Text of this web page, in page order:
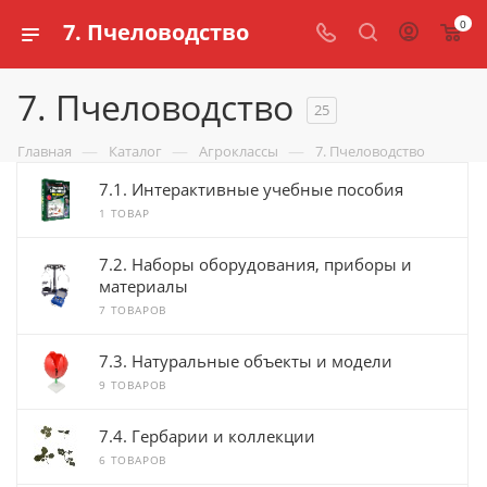
7. Пчеловодство 0
7. Пчеловодство 25
Главная — Каталог — Агроклассы — 7. Пчеловодство
7.1. Интерактивные учебные пособия
1 ТОВАР
7.2. Наборы оборудования, приборы и
материалы
7 ТОВАРОВ
7.3. Натуральные объекты и модели
9 ТОВАРОВ
7.4. Гербарии и коллекции
6 ТОВАРОВ